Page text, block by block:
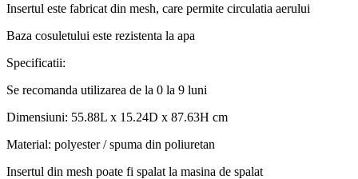
Insertul este fabricat din mesh, care permite circulatia aerului
Baza cosuletului este rezistenta la apa
Specificatii:
Se recomanda utilizarea de la 0 la 9 luni
Dimensiuni: 55.88L x 15.24D x 87.63H cm
Material: polyester / spuma din poliuretan
Insertul din mesh poate fi spalat la masina de spalat